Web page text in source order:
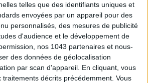
telles que des identifiants uniques et
envoyées par un appareil pour des
personnalisés, des mesures de publicité
d'audience et le développement de
nos 1043 partenaires et nous-
des données de géolocalisation
par scan d'appareil. En cliquant, vous
traitements décrits précédemment. Vous